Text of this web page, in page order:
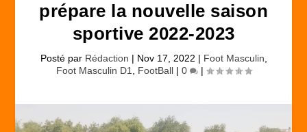
prépare la nouvelle saison
sportive 2022-2023
Posté par Rédaction | Nov 17, 2022 | Foot Masculin
Foot Masculin D1
FootBall| 0 |